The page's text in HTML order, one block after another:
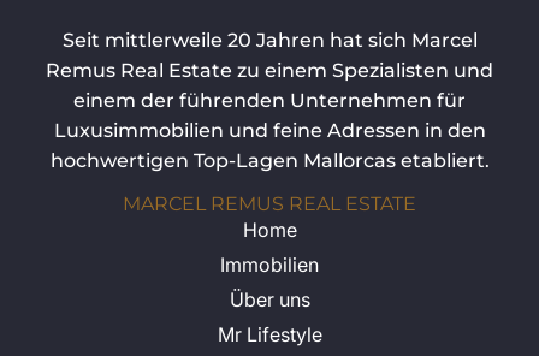
Seit mittlerweile 20 Jahren hat sich Marcel
Remus Real Estate zu einem Spezialisten und
einem der führenden Unternehmen für
Luxusimmobilien und feine Adressen in den
hochwertigen Top-Lagen Mallorcas etabliert.
MARCEL REMUS REAL ESTATE
Home
Immobilien
Über uns
Mr Lifestyle